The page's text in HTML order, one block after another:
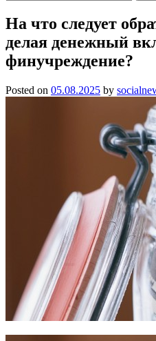
На что следует
делая денежный
финучреждение?
Posted on 05.08.2025 by